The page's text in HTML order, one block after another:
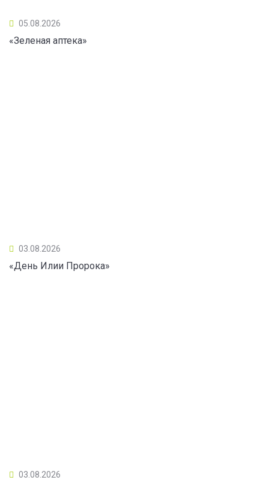
05.08.2026
«Зеленая аптека»
03.08.2026
«День Илии Пророка»
03.08.2026